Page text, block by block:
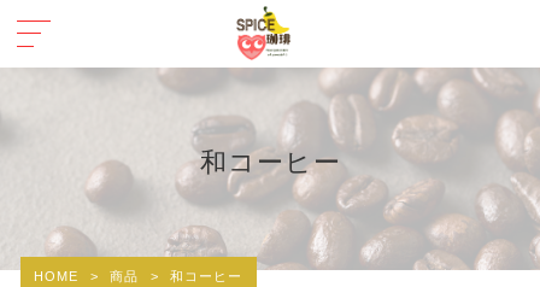
和コーヒー
HOME > 商品 > 和コーヒー